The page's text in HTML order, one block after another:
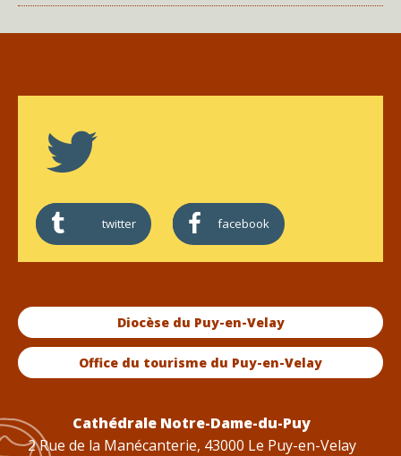
twitter facebook
Diocèse du Puy-en-Velay
Office du tourisme du Puy-en-Velay
Cathédrale Notre-Dame-du-Puy
2 Rue de la Manécanterie, 43000 Le Puy-en-Velay